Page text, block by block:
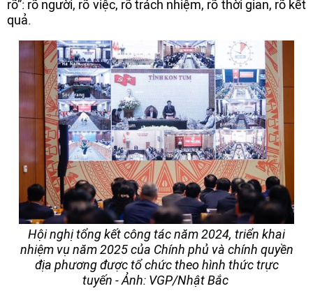
rõ”: rõ người, rõ việc, rõ trách nhiệm, rõ thời gian, rõ kết
quả.
Hội nghị tổng kết công tác năm 2024, triển khai
nhiệm vụ năm 2025 của Chính phủ và chính quyền
địa phương được tổ chức theo hình thức trực
tuyến - Ảnh: VGP/Nhật Bắc